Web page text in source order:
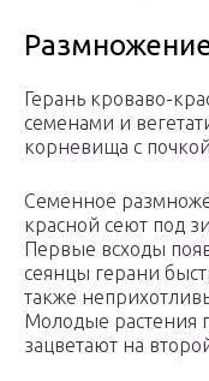
Герань кроваво-
семенами и
корневища с
Семенное
красной сеют под
Первые всходы
сеянцы герани
также
Молодые растения
зацветают на